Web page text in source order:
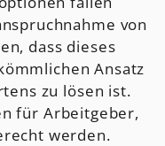
von
dass dieses
Ansatz
zu lösen ist.
für Arbeitgeber,
werden.